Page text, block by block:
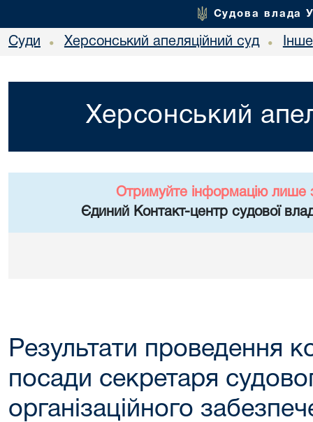
Судова влада
Суди • Херсонський апеляційний суд • Інше
Херсонський
Отримуйте інформацію лише
Єдиний Контакт-центр судової
Результати проведення
посади секретаря
організаційного